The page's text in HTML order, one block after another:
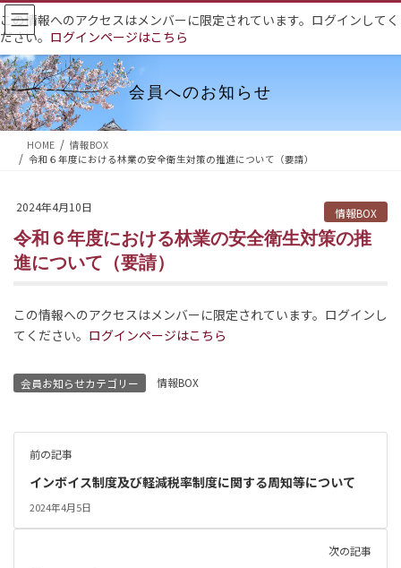
コ
ン
テ
ン
ツ
へ
ス
ナ
ビ
ゲ
ー
シ
ョ
ン
この情報へのアクセスはメンバーに限定されています。ログインしてく
ださい。 ログインページはこちら
会員へのお知らせ
HOME
情報BOX
令和６年度における林業の安全衛生対策の推進について（要請）
2024年4月10日 情報BOX
令和６年度における林業の安全衛生対策の推
進について（要請）
この情報へのアクセスはメンバーに限定されています。ログインし
てください。 ログインページはこちら
会員お知らせカテゴリー 情報BOX
前の記事
インボイス制度及び軽減税率制度に関する周知等について
2024年4月5日
次の記事